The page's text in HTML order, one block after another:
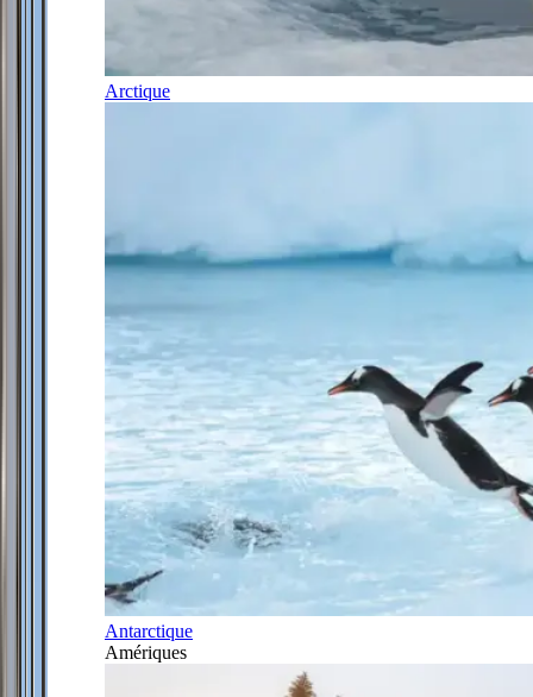
Arctique
Antarctique
Amériques